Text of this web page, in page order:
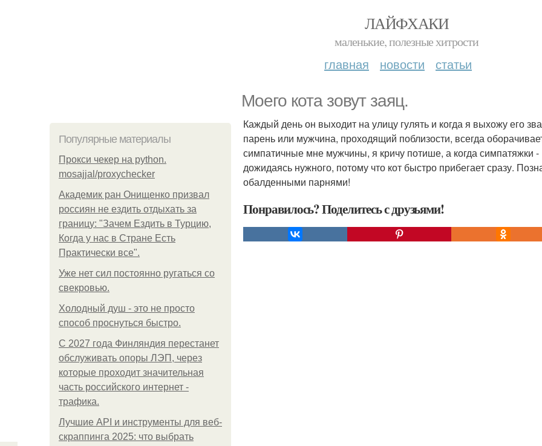
ЛАЙФХАКИ
маленькие, полезные хитрости
главная новости статьи
Моего кота зовут заяц.
Популярные материалы
Прокси чекер на python.
mosajjal/proxychecker
Академик ран Онищенко призвал
россиян не ездить отдыхать за
границу: "Зачем Ездить в Турцию,
Когда у нас в Стране Есть
Практически все".
Уже нет сил постоянно ругаться со
свекровью.
Холодный душ - это не просто
способ проснуться быстро.
С 2027 года Финляндия перестанет
обслуживать опоры ЛЭП, через
которые проходит значительная
часть российского интернет -
трафика.
Лучшие API и инструменты для веб-
скраппинга 2025: что выбрать
Каждый день он выходит на улицу гулять и когда я выхожу его
парень или мужчина, проходящий поблизости, всегда
симпатичные мне мужчины, я кричу потише, а когда
дожидаясь нужного, потому что кот быстро прибегает сразу.
обалденными парнями!
Понравилось? Поделитесь с друзьями!